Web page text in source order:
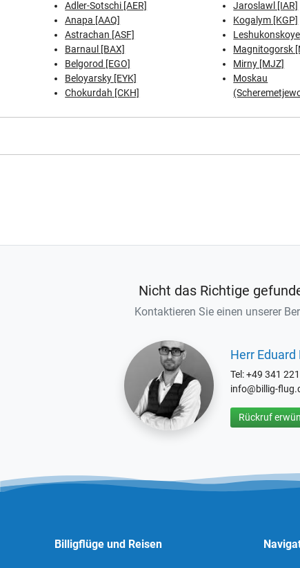
Adler-Sotschi [AER]
Anapa [AAQ]
Astrachan [ASF]
Barnaul [BAX]
Belgorod [EGO]
Beloyarsky [EYK]
Chokurdah [CKH]
Jaroslawl [IAR]
Kogalym [KGP]
Magnitogorsk
Mirny [MJZ]
Moskau
Nicht das Richtige
Kontaktieren Sie einen unserer
Herr Eduard
Tel: +49 341
info@billig-
Rückruf
Billigflüge und Reisen